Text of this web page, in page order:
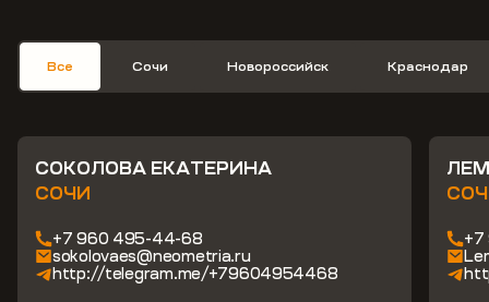
Все Сочи Новороссийск Краснодар
СОКОЛОВА ЕКАТЕРИНА
СОЧИ
+7 960 495-44-68
sokolovaes@neometria.ru
http://telegram.me/+79604954468